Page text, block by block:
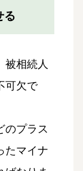
る
被相続人
可欠で
のプラス
たマイナ